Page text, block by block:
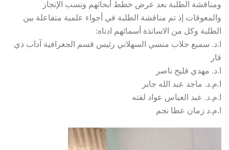
ومناقشة الطلبة بعد عرض خطط أبحاثهم ونسب الإنجاز
والمعوقات إذ تم مناقشة الطلبة في أجواء علمية متفاعلة بين
الطلبة وكل من الاساتذة أسمائهم ادناه:
ا.د. سميع جلاب منسي السهلاني رئيس قسم الجغرافية آداب ذي
قار
ا.د. مهدي فليح ناصر
ا.م.د. ماجد عبد الله جابر
ا.م.د. عبد العباس عواد لفته
ا.م.د زمان عطا نجم